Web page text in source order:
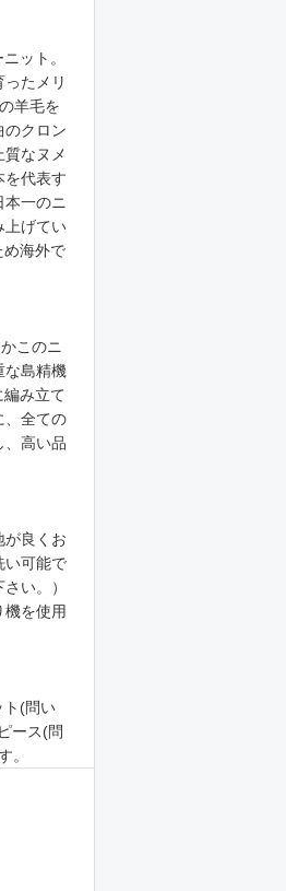
ット。
たメリ
羊毛を
のクロン
なヌメ
を代表す
一のニ
上げてい
め海外で
このニ
な島精機
み立て
、全ての
、高い品
が良くお
い可能で
い。）
機を使用
ト(問い
ース(問
。